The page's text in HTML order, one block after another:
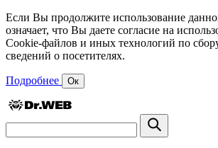
Если Вы продолжите использование
означает, что Вы даете согласие на
Cookie-файлов и иных технологий по
сведений о посетителях.
Подробнее Ок